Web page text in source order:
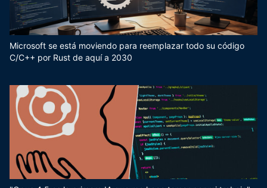
Microsoft se está moviendo para reemplazar todo su código
C/C++ por Rust de aquí a 2030